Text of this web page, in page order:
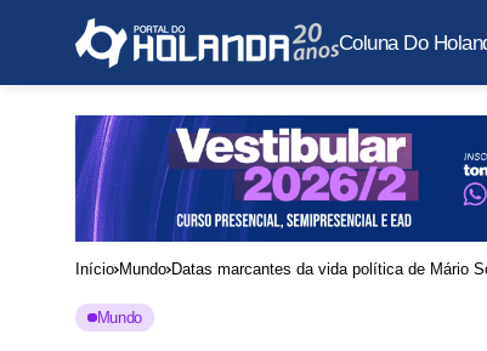
Coluna Do
Início Mundo Datas marcantes da vida política de Mário
Mundo